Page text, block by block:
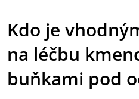
Kdo je
na léčbu
buňkami pod